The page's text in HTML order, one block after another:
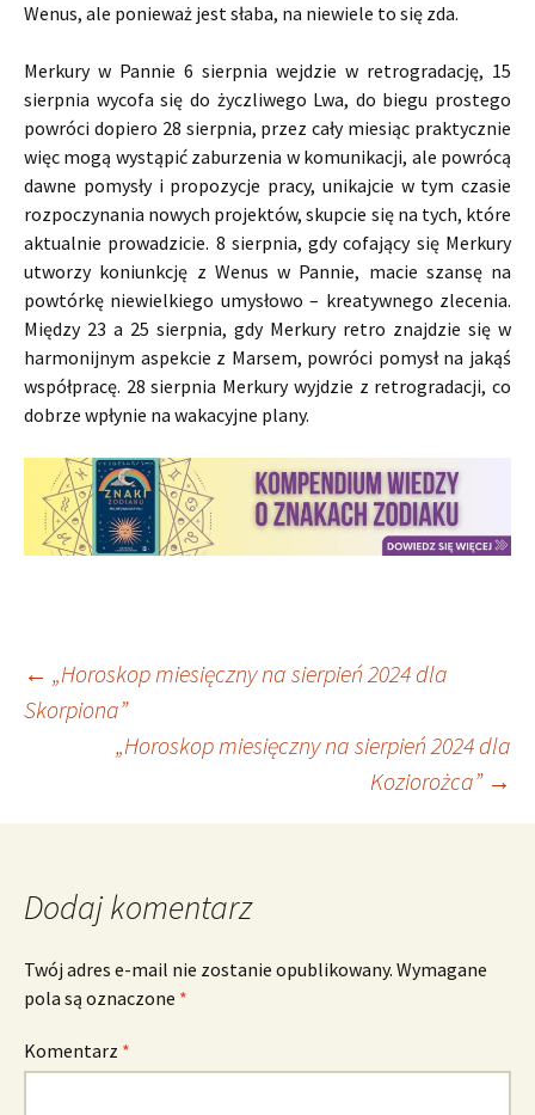
Wenus, ale ponieważ jest słaba, na niewiele to się zda.
Merkury w Pannie 6 sierpnia wejdzie w retrogradację, 15
sierpnia wycofa się do życzliwego Lwa, do biegu prostego
powróci dopiero 28 sierpnia, przez cały miesiąc praktycznie
więc mogą wystąpić zaburzenia w komunikacji, ale powrócą
dawne pomysły i propozycje pracy, unikajcie w tym czasie
rozpoczynania nowych projektów, skupcie się na tych, które
aktualnie prowadzicie. 8 sierpnia, gdy cofający się Merkury
utworzy koniunkcję z Wenus w Pannie, macie szansę na
powtórkę niewielkiego umysłowo – kreatywnego zlecenia.
Między 23 a 25 sierpnia, gdy Merkury retro znajdzie się w
harmonijnym aspekcie z Marsem, powróci pomysł na jakąś
współpracę. 28 sierpnia Merkury wyjdzie z retrogradacji, co
dobrze wpłynie na wakacyjne plany.
Nawigacja
wpisu
← „Horoskop miesięczny na sierpień 2024 dla
Skorpiona”
„Horoskop miesięczny na sierpień 2024 dla
Koziorożca” →
Dodaj komentarz
Twój adres e-mail nie zostanie opublikowany. Wymagane
pola są oznaczone *
Komentarz *